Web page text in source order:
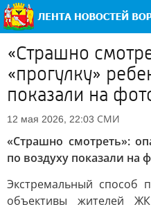
«Страшно
«прогулку»
показали на
12 мая 2026, 22:03 СМИ
«Страшно смотреть»:
по воздуху показали на
Экстремальный способ
объективы жителей